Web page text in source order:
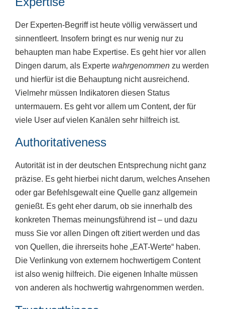
Der Experten-Begriff ist heute völlig verwässert und
sinnentleert. Insofern bringt es nur wenig nur zu
behaupten man habe Expertise. Es geht hier vor allen
Dingen darum, als Experte wahrgenommen zu werden
und hierfür ist die Behauptung nicht ausreichend.
Vielmehr müssen Indikatoren diesen Status
untermauern. Es geht vor allem um Content, der für
viele User auf vielen Kanälen sehr hilfreich ist.
Authoritativeness
Autorität ist in der deutschen Entsprechung nicht ganz
präzise. Es geht hierbei nicht darum, welches Ansehen
oder gar Befehlsgewalt eine Quelle ganz allgemein
genießt. Es geht eher darum, ob sie innerhalb des
konkreten Themas meinungsführend ist – und dazu
muss Sie vor allen Dingen oft zitiert werden und das
von Quellen, die ihrerseits hohe „EAT-Werte“ haben.
Die Verlinkung von externem hochwertigem Content
ist also wenig hilfreich. Die eigenen Inhalte müssen
von anderen als hochwertig wahrgenommen werden.